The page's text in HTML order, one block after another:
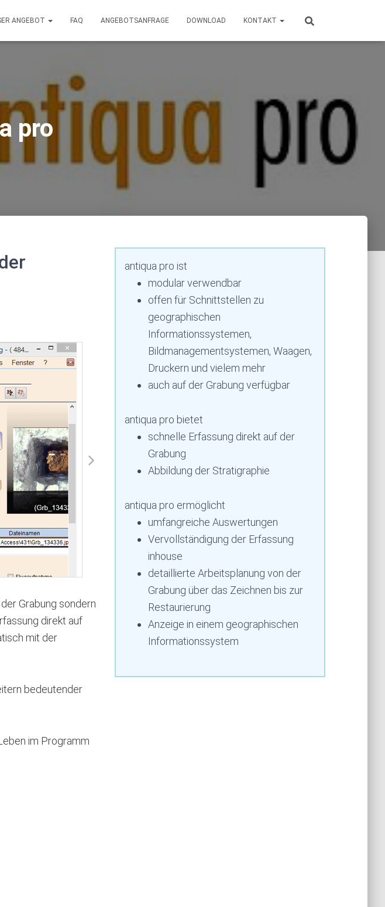
ANGEBOT FAQ ANGEBOTSANFRAGE DOWNLOAD KONTAKT
pro
Grabung sondern
direkt auf
mit der
bedeutender
im Programm
antiqua pro ist
modular verwendbar
offen für Schnittstellen zu
geographischen
Informationssystemen,
Bildmanagementsystemen, Waagen,
Druckern und vielem mehr
auch auf der Grabung verfügbar
antiqua pro bietet
schnelle Erfassung direkt auf der
Grabung
Abbildung der Stratigraphie
antiqua pro ermöglicht
umfangreiche Auswertungen
Vervollständigung der Erfassung
inhouse
detaillierte Arbeitsplanung von der
Grabung über das Zeichnen bis zur
Restaurierung
Anzeige in einem geographischen
Informationssystem